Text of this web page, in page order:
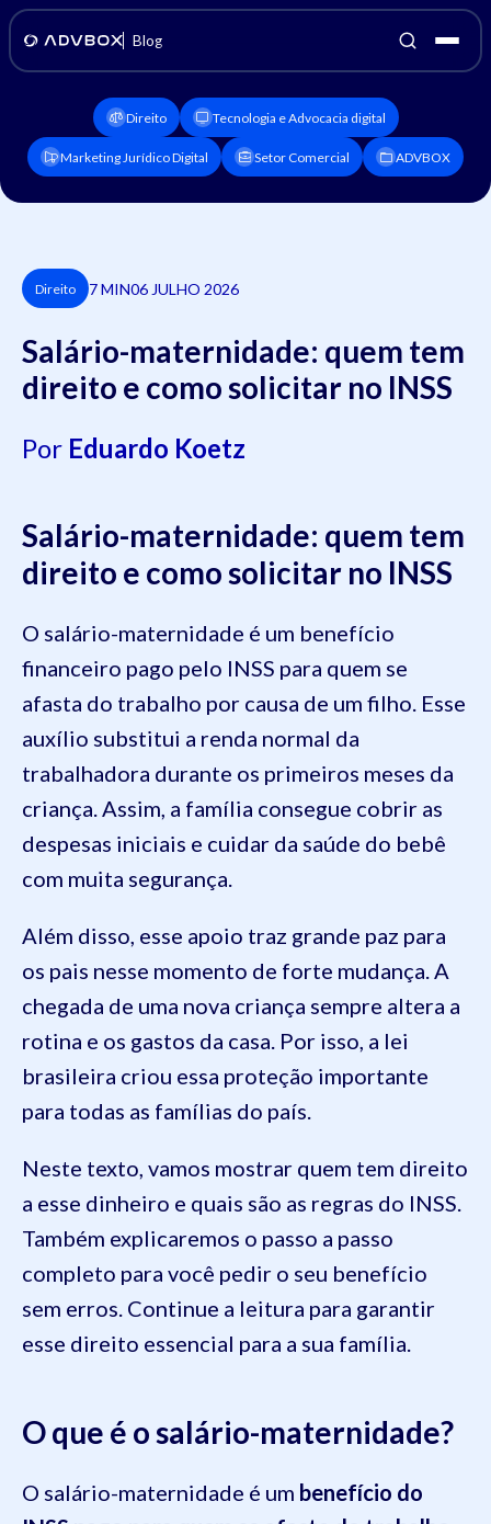
Blog
Direito Tecnologia e Advocacia digital
Marketing Jurídico Digital Setor Comercial ADVBOX
Direito 7 MIN06 JULHO 2026
Salário-maternidade: quem tem
direito e como solicitar no INSS
Por Eduardo Koetz
Salário-maternidade: quem tem
direito e como solicitar no INSS
O salário-maternidade é um benefício
financeiro pago pelo INSS para quem se
afasta do trabalho por causa de um filho. Esse
auxílio substitui a renda normal da
trabalhadora durante os primeiros meses da
criança. Assim, a família consegue cobrir as
despesas iniciais e cuidar da saúde do bebê
com muita segurança.
Além disso, esse apoio traz grande paz para
os pais nesse momento de forte mudança. A
chegada de uma nova criança sempre altera a
rotina e os gastos da casa. Por isso, a lei
brasileira criou essa proteção importante
para todas as famílias do país.
Neste texto, vamos mostrar quem tem direito
a esse dinheiro e quais são as regras do INSS.
Também explicaremos o passo a passo
completo para você pedir o seu benefício
sem erros. Continue a leitura para garantir
esse direito essencial para a sua família.
O que é o salário-maternidade?
O salário-maternidade é um benefício do